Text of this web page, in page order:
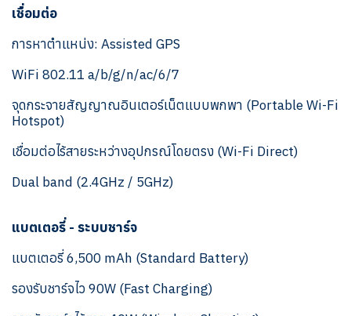
เชื่อมต่อ
การหาตำแหน่ง: Assisted GPS
WiFi 802.11 a/b/g/n/ac/6/7
จุดกระจายสัญญาณอินเตอร์เน็ตแบบพกพา (Portable Wi-Fi
Hotspot)
เชื่อมต่อไร้สายระหว่างอุปกรณ์โดยตรง (Wi-Fi Direct)
Dual band (2.4GHz / 5GHz)
แบตเตอรี่ - ระบบชาร์จ
แบตเตอรี่ 6,500 mAh (Standard Battery)
รองรับชาร์จไว 90W (Fast Charging)